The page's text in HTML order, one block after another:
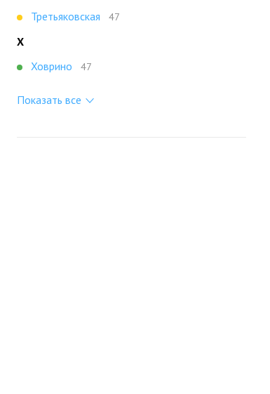
Третьяковская
47
Х
Ховрино
47
Показать все